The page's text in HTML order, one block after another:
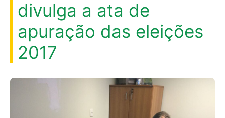
divulga a ata de
apuração das eleições
2017